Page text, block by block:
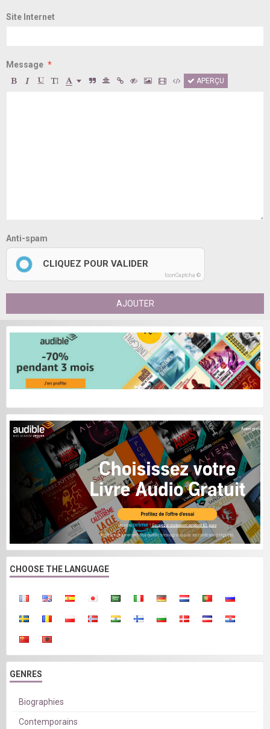
Site Internet
Message
APERÇU
Anti-spam
CLIQUEZ POUR VALIDER
IconCaptcha ©
AJOUTER
CHOOSE THE LANGUAGE
GENRES
Biographies
Contemporains